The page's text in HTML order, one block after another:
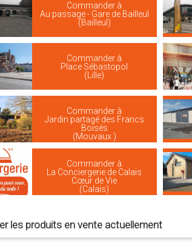
Commander à
Au passage - Gare de Bailleul
(Bailleul)
Commander à
Place Sébastopol
(Lille)
Commander à
Jardin partagé des Francs
Boisés
(Mouvaux )
Commander à
La Conciergerie de Calais
Cœur de Vie
(Calais)
les produits en vente actuellement